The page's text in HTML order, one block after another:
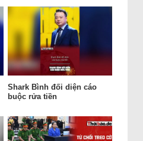
Shark Bình đối diện cáo
buộc rửa tiền